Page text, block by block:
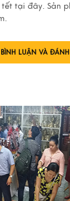
tại đây. Sản
LUẬN VÀ